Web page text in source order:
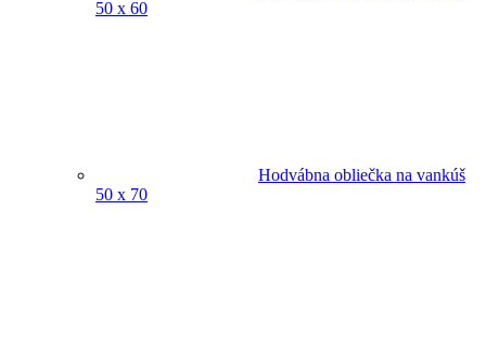
50 x 60
Hodvábna obliečka na vankúš
50 x 70